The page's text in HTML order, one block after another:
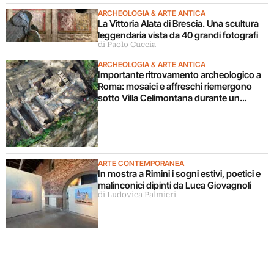
ARCHEOLOGIA & ARTE ANTICA
La Vittoria Alata di Brescia. Una scultura
leggendaria vista da 40 grandi fotografi
di Paolo Cuccia
ARCHEOLOGIA & ARTE ANTICA
Importante ritrovamento archeologico a
Roma: mosaici e affreschi riemergono
sotto Villa Celimontana durante un
ARTE CONTEMPORANEA
In mostra a Rimini i sogni estivi, poetici e
malinconici dipinti da Luca Giovagnoli
di Ludovica Palmieri